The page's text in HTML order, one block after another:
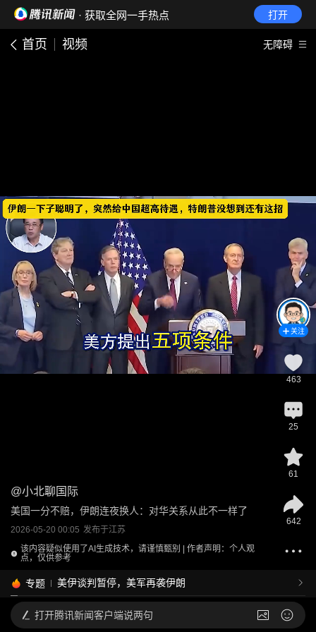
· 获取全网一手热点 打开
首页 视频 无障碍
@小北聊国际
美国一分不赔，伊朗连夜换人：对华关系从此不一样了
2026-05-20 00:05 发布于江苏
该内容疑似使用了AI生成技术，请谨慎甄别 | 作者声明：个人观
点，仅供参考
专题 美伊谈判暂停，美军再袭伊朗
关注
463
25
61
642
打开腾讯新闻客户端说两句